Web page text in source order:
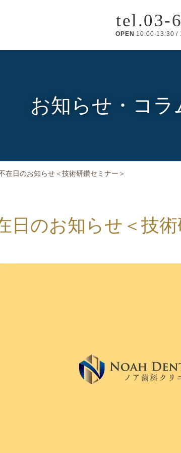
tel.03-
OPEN 10:00-13:30
お知らせ・コラ
在日のお知らせ＜技術研鑽セミナー＞
日のお知らせ＜技